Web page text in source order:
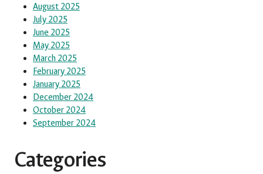
August 2025
July 2025
June 2025
May 2025
March 2025
February 2025
January 2025
December 2024
October 2024
September 2024
Categories